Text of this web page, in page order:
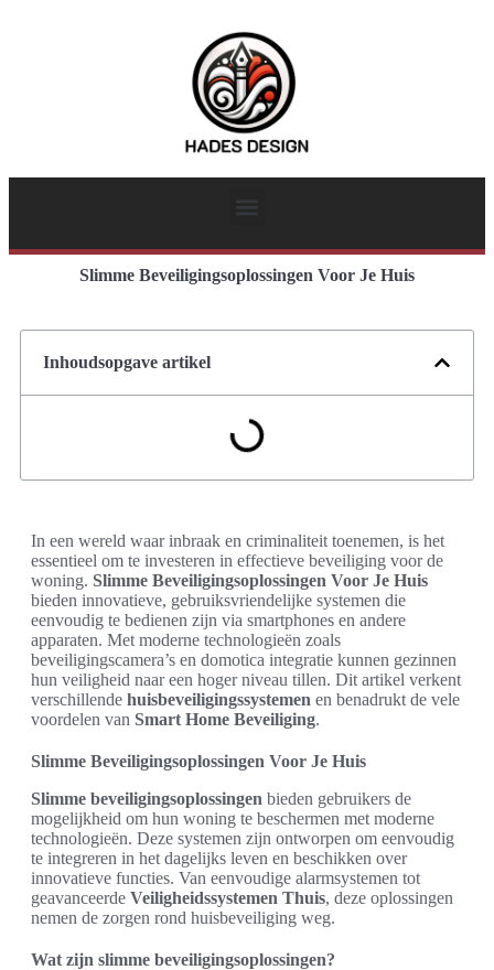
Slimme Beveiligingsoplossingen Voor Je Huis
Inhoudsopgave artikel
In een wereld waar inbraak en criminaliteit toenemen, is het
essentieel om te investeren in effectieve beveiliging voor de
woning. Slimme Beveiligingsoplossingen Voor Je Huis
bieden innovatieve, gebruiksvriendelijke systemen die
eenvoudig te bedienen zijn via smartphones en andere
apparaten. Met moderne technologieën zoals
beveiligingscamera’s en domotica integratie kunnen gezinnen
hun veiligheid naar een hoger niveau tillen. Dit artikel verkent
verschillende huisbeveiligingssystemen en benadrukt de vele
voordelen van Smart Home Beveiliging.
Slimme Beveiligingsoplossingen Voor Je Huis
Slimme beveiligingsoplossingen bieden gebruikers de
mogelijkheid om hun woning te beschermen met moderne
technologieën. Deze systemen zijn ontworpen om eenvoudig
te integreren in het dagelijks leven en beschikken over
innovatieve functies. Van eenvoudige alarmsystemen tot
geavanceerde Veiligheidssystemen Thuis, deze oplossingen
nemen de zorgen rond huisbeveiliging weg.
Wat zijn slimme beveiligingsoplossingen?